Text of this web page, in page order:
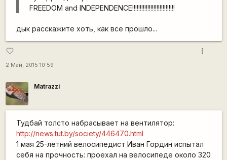
FREEDOM and INDEPENDENCE!!!!!!!!!!!!!!!!!!!!!!!!!!!!
дык расскажите хоть, как все прошло...
favorite_border
2 Май, 2015 10:59
more_vert
Matrazzi
Тудбай толсто набрасывает на вентилятор:
http://news.tut.by/society/446470.html
1 мая 25-летний велосипедист Иван Гордин испытал
себя на прочность: проехал на велосипеде около 320